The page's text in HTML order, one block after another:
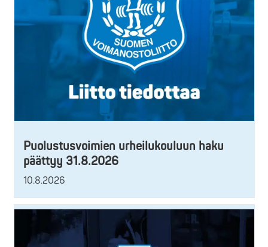
Puolustusvoimien urheilukouluun haku
päättyy 31.8.2026
10.8.2026